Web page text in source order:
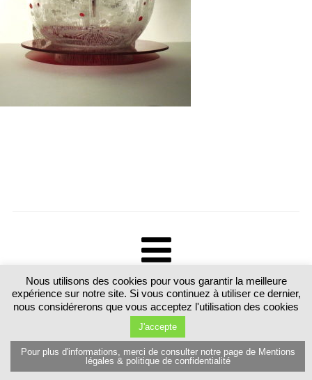
Tous droits réservés. Martine Luttringer 15 route de Sarrebourg 57370
Schalbach. France T.+33 (0)6 89 77 80 81
Nous utilisons des cookies pour vous garantir la meilleure
expérience sur notre site. Si vous continuez à utiliser ce dernier,
nous considérerons que vous acceptez l'utilisation des cookies
J'accepte
Pour plus d'informations, merci de consulter notre page de Mentions
légales & politique de confidentialité